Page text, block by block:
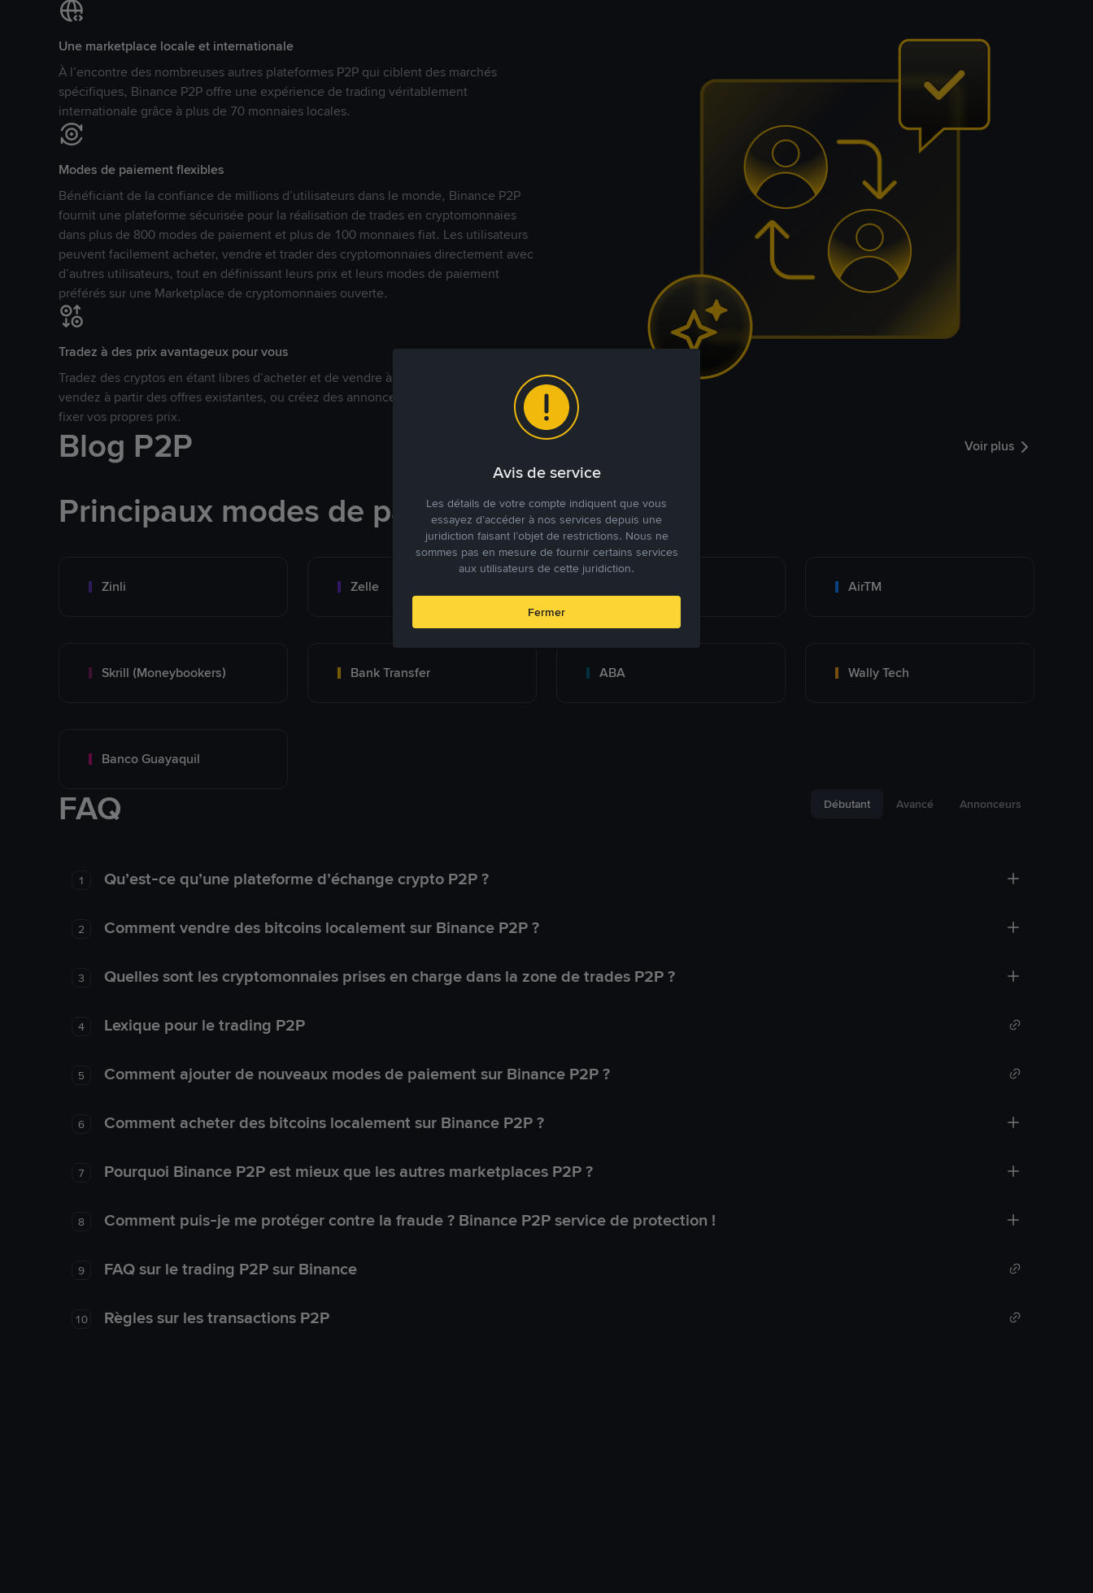
Une marketplace locale et internationale
À l’encontre des nombreuses autres plateformes P2P qui ciblent des marchés
spécifiques, Binance P2P offre une expérience de trading véritablement
internationale grâce à plus de 70 monnaies locales.
Modes de paiement flexibles
Bénéficiant de la confiance de millions d’utilisateurs dans le monde, Binance P2P
fournit une plateforme sécurisée pour la réalisation de trades en cryptomonnaies
dans plus de 800 modes de paiement et plus de 100 monnaies fiat. Les utilisateurs
peuvent facilement acheter, vendre et trader des cryptomonnaies directement avec
d’autres utilisateurs, tout en définissant leurs prix et leurs modes de paiement
préférés sur une Marketplace de cryptomonnaies ouverte.
Tradez à des prix avantageux pour vous
Tradez des cryptos en étant libres d’acheter et de vendre à votre prix. Achetez ou
vendez à partir des offres existantes, ou créez des annonces commerciales pour
fixer vos propres prix.
Blog P2P Voir plus
Principaux modes de paiement
Zinli Zelle AirTM
Skrill (Moneybookers) Bank Transfer ABA Wally Tech
Banco Guayaquil
FAQ Débutant Avancé Annonceurs
1 Qu’est-ce qu’une plateforme d’échange crypto P2P ?
2 Comment vendre des bitcoins localement sur Binance P2P ?
3 Quelles sont les cryptomonnaies prises en charge dans la zone de trades P2P ?
4 Lexique pour le trading P2P
5 Comment ajouter de nouveaux modes de paiement sur Binance P2P ?
6 Comment acheter des bitcoins localement sur Binance P2P ?
7 Pourquoi Binance P2P est mieux que les autres marketplaces P2P ?
8 Comment puis-je me protéger contre la fraude ? Binance P2P service de protection !
9 FAQ sur le trading P2P sur Binance
10 Règles sur les transactions P2P
Avis de service
Les détails de votre compte indiquent que vous
essayez d’accéder à nos services depuis une
juridiction faisant l’objet de restrictions. Nous ne
sommes pas en mesure de fournir certains services
aux utilisateurs de cette juridiction.
Fermer